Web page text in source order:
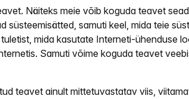
Näiteks meie võib koguda teavet
samuti keel, mida teie
mida kasutate Interneti-ühenduse
Samuti võime koguda teavet
teavet ainult mittetuvastatav viis,